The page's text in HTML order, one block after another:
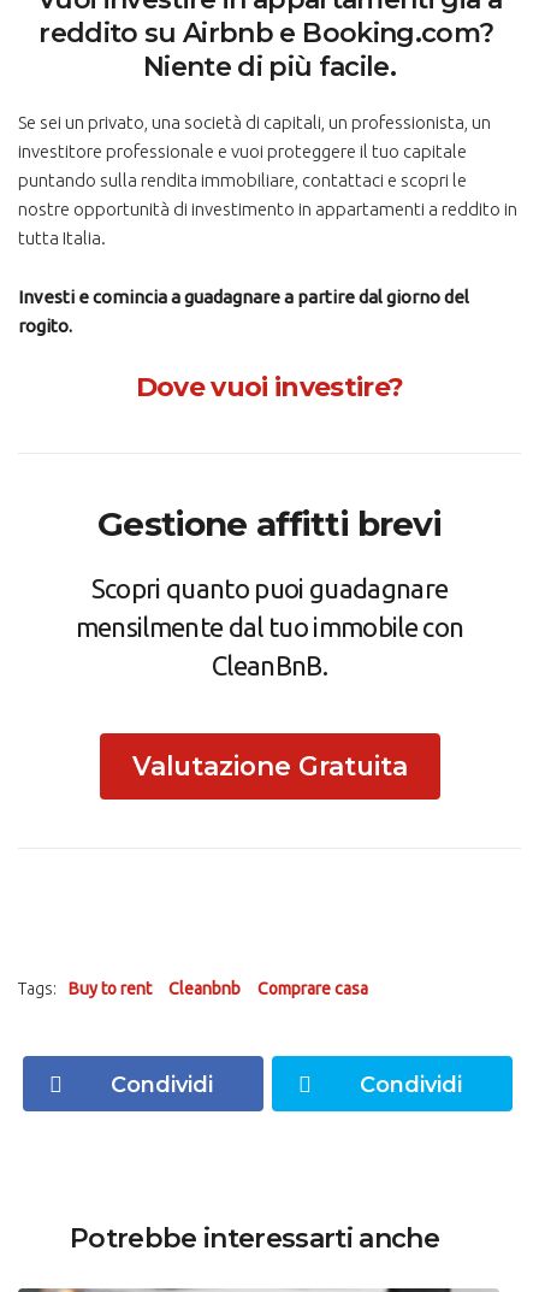
reddito su Airbnb e Booking.com?
Niente di più facile.
Se sei un privato, una società di capitali, un professionista, un
investitore professionale e vuoi proteggere il tuo capitale
puntando sulla rendita immobiliare, contattaci e scopri le
nostre opportunità di investimento in appartamenti a reddito in
tutta Italia.
Investi e comincia a guadagnare a partire dal giorno del
rogito.
Dove vuoi investire?
Gestione affitti brevi
Scopri quanto puoi guadagnare
mensilmente dal tuo immobile con
CleanBnB.
Valutazione Gratuita
Tags: Buy to rent Cleanbnb Comprare casa
Condividi Condividi
Potrebbe interessarti anche